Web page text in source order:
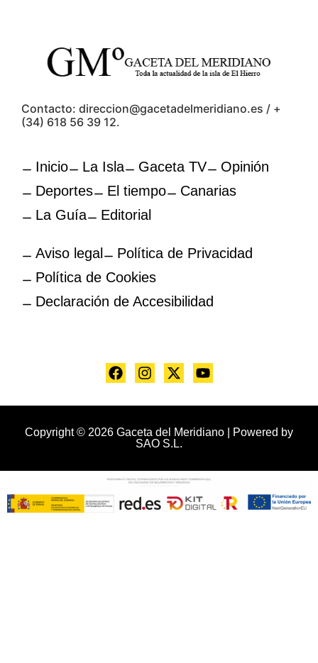
Contacto: direccion@gacetadelmeridiano.es / +
(34) 618 56 39 12.
Inicio La Isla Gaceta TV
Opinión
Deportes
El tiempo
Canarias
La Guía
Editorial
Aviso legal
Política de Privacidad
Política de Cookies
Declaración de Accesibilidad
Copyright © 2026 Gaceta del Meridiano | Powered by
SAO S.L.